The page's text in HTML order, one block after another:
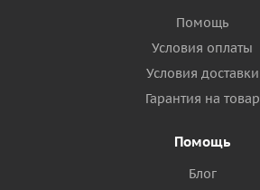
Помощь
Условия оплаты
Условия доставки
Гарантия на товар
Помощь
Блог